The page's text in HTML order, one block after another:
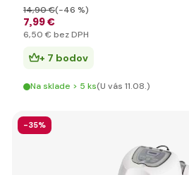
7,99 €
14,90 €(-46 %)
6,50 € bez DPH
+ 7 bodov
Na sklade > 5 ks(U vás 11.08.)
-35%